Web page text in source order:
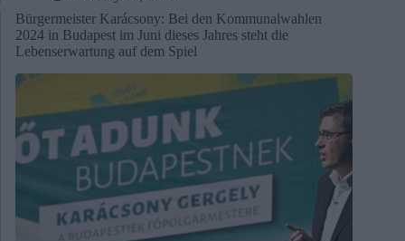
Bürgermeister Karácsony: Bei den Kommunalwahlen
2024 in Budapest im Juni dieses Jahres steht die
Lebenserwartung auf dem Spiel